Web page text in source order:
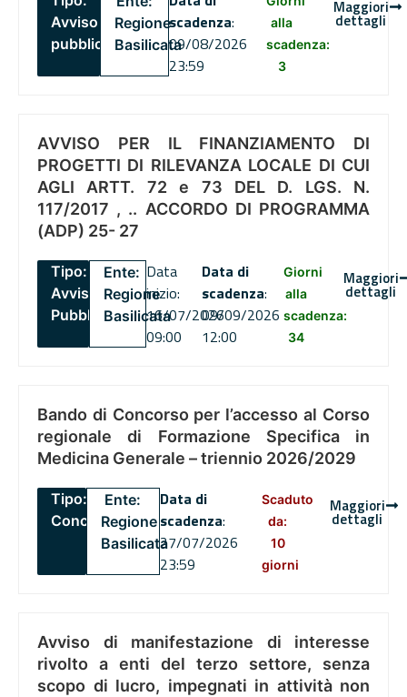
Avviso
pubblico
Regione
Basilicata
scadenza:
09/08/2026
23:59
alla
scadenza:
3
Maggiori
dettagli
AVVISO PER IL FINANZIAMENTO DI
PROGETTI DI RILEVANZA LOCALE DI CUI
AGLI ARTT. 72 e 73 DEL D. LGS. N.
117/2017 , .. ACCORDO DI PROGRAMMA
(ADP) 25- 27
Tipo:
Avviso
Pubblico
Ente:
Regione
Basilicata
Data
inizio:
16/07/2026
09:00
Data di
scadenza:
09/09/2026
12:00
Giorni
alla
scadenza:
34
Maggiori
dettagli
Bando di Concorso per l’accesso al Corso
regionale di Formazione Specifica in
Medicina Generale – triennio 2026/2029
Tipo:
Concorsi
Ente:
Regione
Basilicata
Data di
scadenza:
27/07/2026
23:59
Scaduto
da:
10
giorni
Maggiori
dettagli
Avviso di manifestazione di interesse
rivolto a enti del terzo settore, senza
scopo di lucro, impegnati in attività non